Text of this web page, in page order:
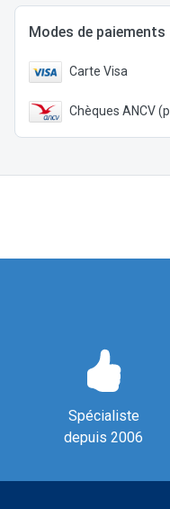
Modes de
Carte Visa
Chèques ANCV
Spécialiste
depuis 2006